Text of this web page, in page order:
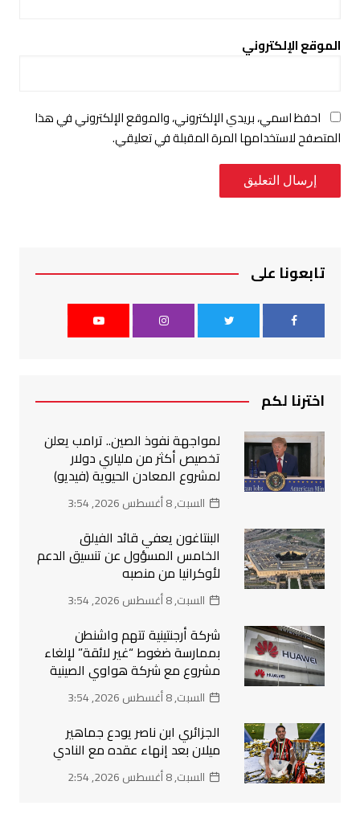
الموقع الإلكتروني
احفظ اسمي، بريدي الإلكتروني، والموقع الإلكتروني في هذا
المتصفح لاستخدامها المرة المقبلة في تعليقي.
تابعونا على
اخترنا لكم
لمواجهة نفوذ الصين.. ترامب يعلن
تخصيص أكثر من ملياري دولار
لمشروع المعادن الحيوية (فيديو)
السبت, 8 أغسطس 2026, 3:54
البنتاغون يعفي قائد الفيلق
الخامس المسؤول عن تنسيق الدعم
لأوكرانيا من منصبه
السبت, 8 أغسطس 2026, 3:54
شركة أرجنتينية تتهم واشنطن
بممارسة ضغوط “غير لائقة” لإلغاء
مشروع مع شركة هواوي الصينية
السبت, 8 أغسطس 2026, 3:54
الجزائري ابن ناصر يودع جماهير
ميلان بعد إنهاء عقده مع النادي
السبت, 8 أغسطس 2026, 2:54